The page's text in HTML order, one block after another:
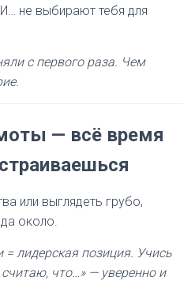
не выбирают тебя для
с первого раза. Чем
— всё время
или выглядеть грубо,
около.
лидерская позиция. Учись
считаю, что…» — уверенно и